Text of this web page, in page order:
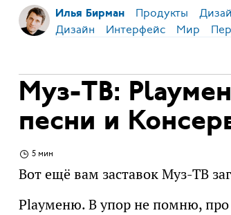
Илья Бирман Продукты
Дизайн Интерфейс Мир
Муз-ТВ:
песни и
5 мин
Вот ещё вам заставок Муз-ТВ
Playменю. В упор не помню, про